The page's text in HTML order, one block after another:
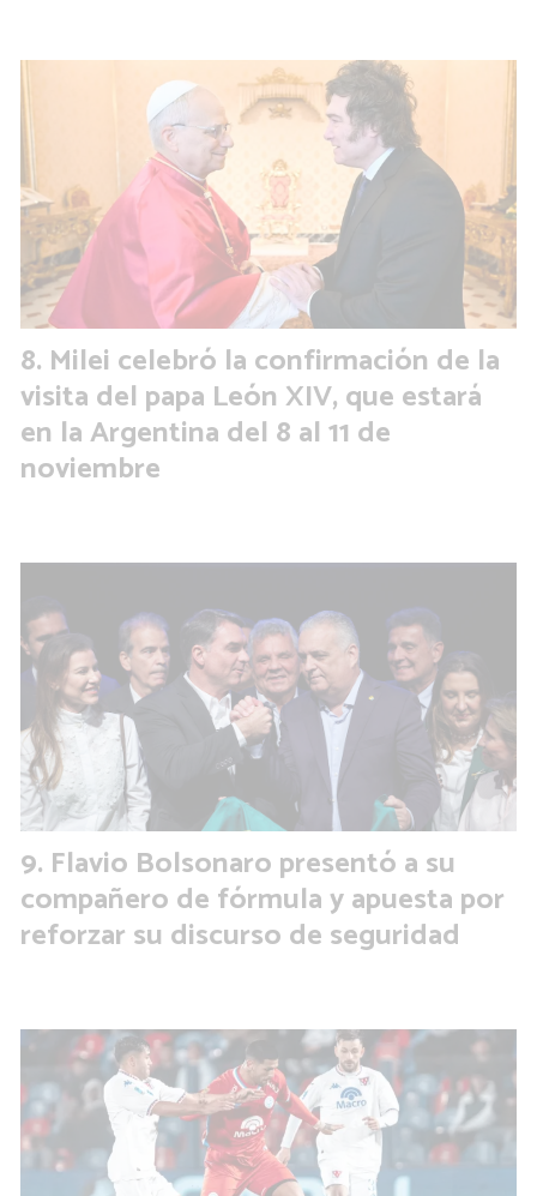
Milei celebró la confirmación de la
visita del papa León XIV, que estará
en la Argentina del 8 al 11 de
noviembre
Flavio Bolsonaro presentó a su
compañero de fórmula y apuesta por
reforzar su discurso de seguridad